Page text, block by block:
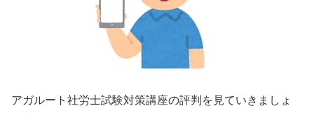
アガルート社労士試験対策講座の評判を見ていきましょ